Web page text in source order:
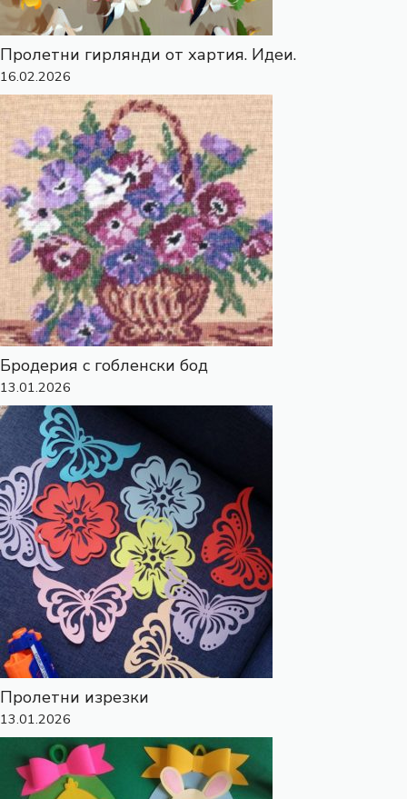
Пролетни гирлянди от хартия. Идеи.
16.02.2026
Бродерия с гобленски бод
13.01.2026
Пролетни изрезки
13.01.2026